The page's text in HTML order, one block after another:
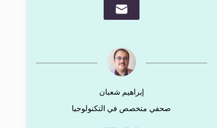
إبراهيم شعبان
صحفي متخصص في التكنولوجيا